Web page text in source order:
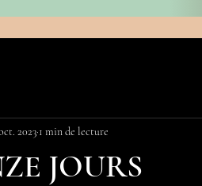
JOURS
2023 1 min de lecture